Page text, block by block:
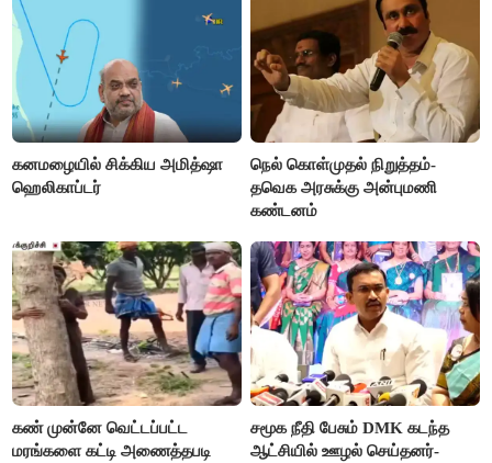
கனமழையில் சிக்கிய அமித்ஷா
ஹெலிகாப்டர்
நெல் கொள்முதல் நிறுத்தம்-
தவெக அரசுக்கு அன்புமணி
கண்டனம்
கண் முன்னே வெட்டப்பட்ட
மரங்களை கட்டி அணைத்தபடி
சமூக நீதி பேசும் DMK கடந்த
ஆட்சியில் ஊழல் செய்தனர்-